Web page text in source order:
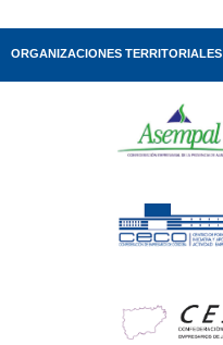
ORGANIZACIONES TERRITORIALES